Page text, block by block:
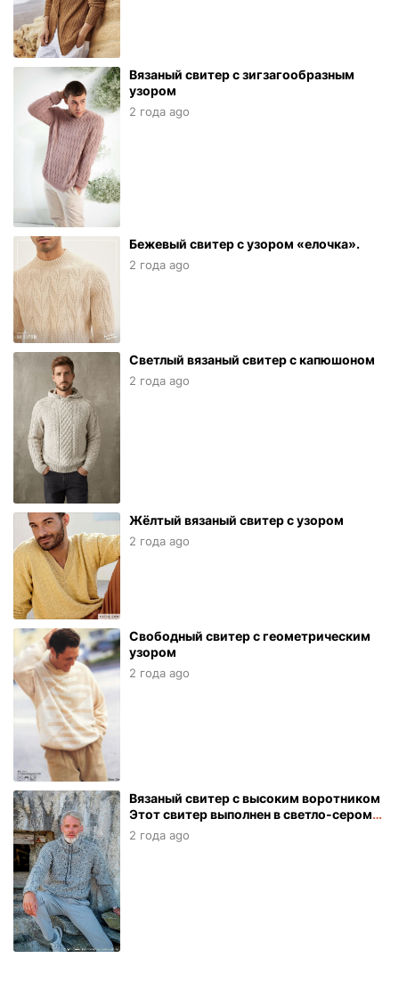
Вязаный свитер с зигзагообразным
узором
2 года ago
Бежевый свитер с узором «елочка».
2 года ago
Светлый вязаный свитер с капюшоном
2 года ago
Жёлтый вязаный свитер с узором
2 года ago
Свободный свитер с геометрическим
узором
2 года ago
Вязаный свитер с высоким воротником
Этот свитер выполнен в светло-сером
цвете и связан из мягкой пряжи.
2 года ago